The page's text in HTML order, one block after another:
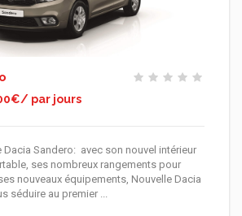
par jours
Dacia Sandero: avec son nouvel intérieur
ses nombreux rangements pour
nouveaux équipements, Nouvelle Dacia
séduire au premier ...